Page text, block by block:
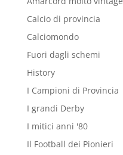
Calcio di provincia
Calciomondo
Fuori dagli schemi
History
I Campioni di Provincia
I grandi Derby
I mitici anni '80
Il Football dei Pionieri